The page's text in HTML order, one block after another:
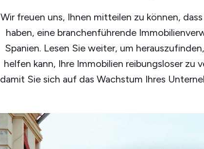
Wir freuen uns, Ihnen mitteilen zu können,
haben, eine branchenführende
Spanien. Lesen Sie weiter, um
helfen kann, Ihre Immobilien reibungsloser zu
damit Sie sich auf das Wachstum Ihres